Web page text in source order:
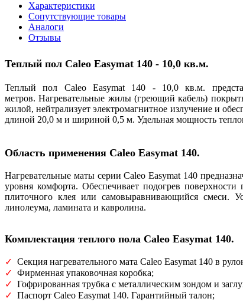
Характеристики
Сопутствующие товары
Аналоги
Отзывы
Теплый пол Caleo Easymat 140 - 10,0 кв.м.
Теплый пол Caleo Easymat 140 - 10,0 кв.м.
метров. Нагревательные жилы (греющий кабель)
жилой, нейтрализует электромагнитное излучение и
длиной 20,0 м и шириной 0,5 м. Удельная мощность
Область применения Caleo Easymat 140.
Нагревательные маты серии Caleo Easymat 140
уровня комфорта. Обеспечивает подогрев
плиточного клея или самовыравнивающийся смеси.
линолеума, ламината и кавролина.
Комплектация теплого пола Caleo Easymat 140.
✓ Секция нагревательного мата Caleo Easymat 140 в
✓ Фирменная упаковочная коробка;
✓ Гофрированная трубка с металлическим зондом и
✓ Паспорт Caleo Easymat 140. Гарантийный талон;